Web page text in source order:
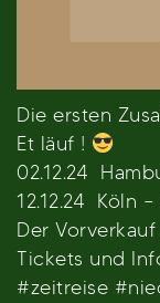
Die ersten
Et läuf !
02.12.24
12.12.24 Köln –
Der
Tickets und
#zeitreise